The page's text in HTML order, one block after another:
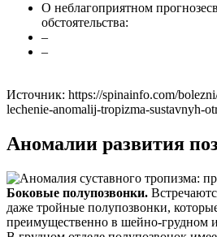
О неблагоприятном
обстоятельства:
–
–
Источник: https://spinainfo.com/
lechenie-anomalij-tropizma-sustavnyh-
Аномалии развития
Боковые полупозвонки.
даже тройные полупозвонки,
преимущественно в шейно-грудном